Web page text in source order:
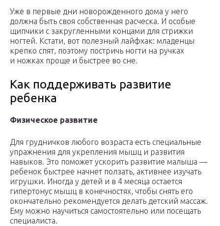
Уже в первые дни новорожденного дома у него
должна быть своя собственная расческа. И особые
щипчики с закругленными концами для стрижки
ногтей. Кстати, вот полезный лайфхак: младенцы
крепко спят, поэтому постричь ногти на ручках
и ножках проще и быстрее во сне.
Как поддерживать развитие
ребенка
Физическое развитие
Для грудничков любого возраста есть специальные
упражнения для укрепления мышц и развития
навыков. Это поможет ускорить развитие малыша —
ребенок быстрее начнет ползать, активнее изучать
игрушки. Иногда у детей и в 4 месяца остается
гипертонус мышц в конечностях, чтобы снять его
окончательно рекомендуется делать детский массаж.
Ему можно научиться самостоятельно или посещать
специалиста.